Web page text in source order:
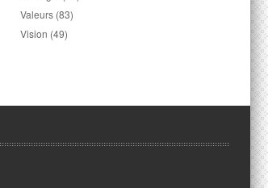
Valeurs (83)
Vision (49)